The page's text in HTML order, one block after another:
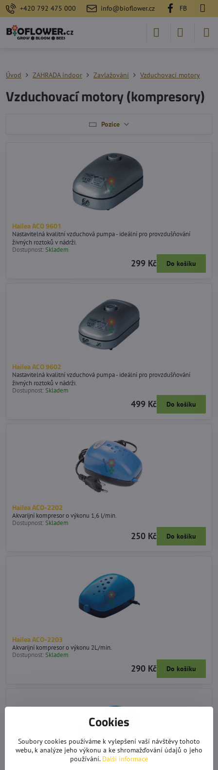
+420 792 475 000 info@bioflower.cz FB
Úvod ZAHRADA indoor Zavlažování Vzduchovací motory
Vzduchovací motory (kompresory)
Pozice
Hailea ACO 9601
Nastavitelná kvalitní vzduchová pumpa - ideální pro provzdušňování
živných roztoků v nádrži.
Dostupnost:Skladem
299 Kč Do košíku
Hailea ACO 9602
Nastavitelná kvalitní vzduchová pumpa - ideální pro provzdušňování
živných roztoků v nádrži.
Dostupnost:Skladem
499 Kč Do košíku
Hailea ACO-2202
Akvarijní kompresor o výkonu 1,6 l/min.
Dostupnost:Skladem
250 Kč Do košíku
Hailea ACO-2203
Akvarijní kompresor o výkonu 2L/min.
Dostupnost:Skladem
290 Kč Do košíku
Cookies
Soubory cookies používáme k vylepšení vaší návštěvy tohoto
webu, k analýze jeho výkonu a ke shromažďování údajů o jeho
používání. Další informace